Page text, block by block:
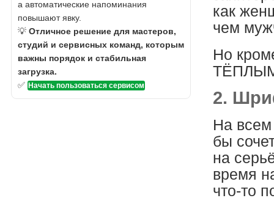
как
чем
Но
2.
На
бы
на
время
что-то
а автоматические напоминания
повышают явку.
💡 Отличное решение для мастеров,
студий и сервисных команд, которым
важны порядок и стабильная
загрузка.
✅ Начать пользоваться сервисом